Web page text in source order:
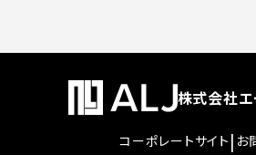
株式会社
コーポレートサイト | お